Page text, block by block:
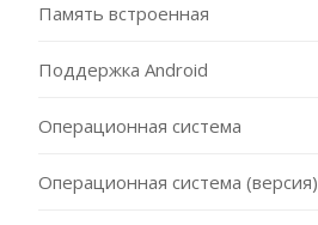
Память встроенная
Поддержка Android
Операционная система
Операционная система (версия)